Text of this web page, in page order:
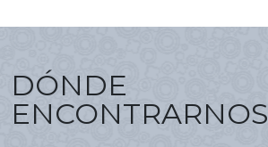
DÓNDE
ENCONTRARNOS